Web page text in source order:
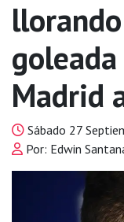
Madrid
Sábado 27
Por: Edwin